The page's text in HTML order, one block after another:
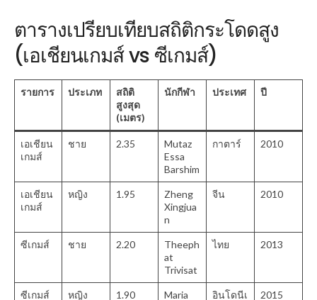
ตารางเปรียบเทียบสถิติกระโดดสูง
(เอเชียนเกมส์ vs ซีเกมส์)
รายการ ประเภท
สถิติ
สูงสุด
(เมตร)
นักกีฬา ประเทศ ปี
เอเชียน
เกมส์
ชาย 2.35
Mutaz
Essa
Barshim
กาตาร์ 2010
เอเชียน
เกมส์
หญิง 1.95
Zheng
Xingjua
n
จีน 2010
ซีเกมส์ ชาย 2.20
Theeph
at
Trivisat
ไทย 2013
ซีเกมส์ หญิง 1.90
Maria
อินโดนีเ
2015